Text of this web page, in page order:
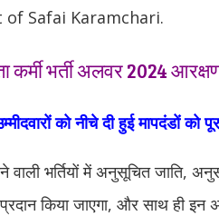
Safai Karamchari.
कर्मी भर्ती अलवर 2024
को नीचे दी हुई मापदंडों को
वाली भर्तियों में अनुसूचित जाति,
किया जाएगा, और साथ ही इन